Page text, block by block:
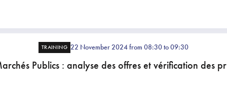
TRAINING 22 November 2024 from 08:30 to 09:30
Publics : analyse des offres et vérification des